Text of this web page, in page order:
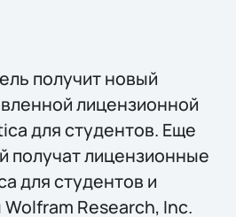
получит новый
лицензионной
для студентов. Еще
получат лицензионные
для студентов и
Research, Inc.